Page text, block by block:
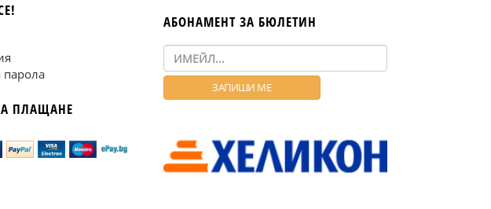
парола
ПЛАЩАНЕ
АБОНАМЕНТ ЗА БЮЛЕТИН